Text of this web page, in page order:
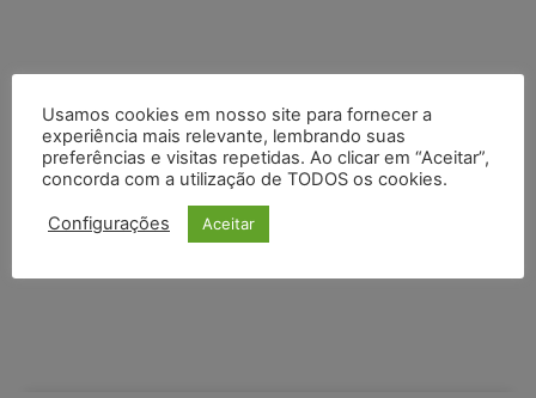
Usamos cookies em nosso site para fornecer a
experiência mais relevante, lembrando suas
preferências e visitas repetidas. Ao clicar em “Aceitar”,
concorda com a utilização de TODOS os cookies.
Configurações Aceitar